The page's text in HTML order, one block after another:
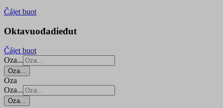
Čájet buot
Oktavuođadieđut
Čájet buot
Oza...
Oza...
Oza
Oza...
Oza...